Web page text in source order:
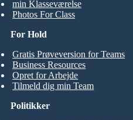
min Klasseværelse
Photos For Class
For Hold
Gratis Prøveversion for Teams
Business Resources
Opret for Arbejde
Tilmeld dig min Team
Politikker